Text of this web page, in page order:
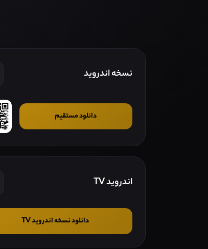
نسخه اندروید
دانلود مستقیم
اندروید TV
دانلود نسخه اندروید TV